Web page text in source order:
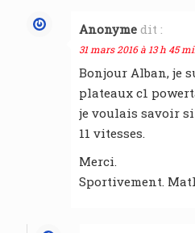
Anonyme dit :
31 mars 2016 à 13 h 45
Bonjour Alban, je
plateaux c1
je voulais savoir
11 vitesses.
Merci.
Sportivement.